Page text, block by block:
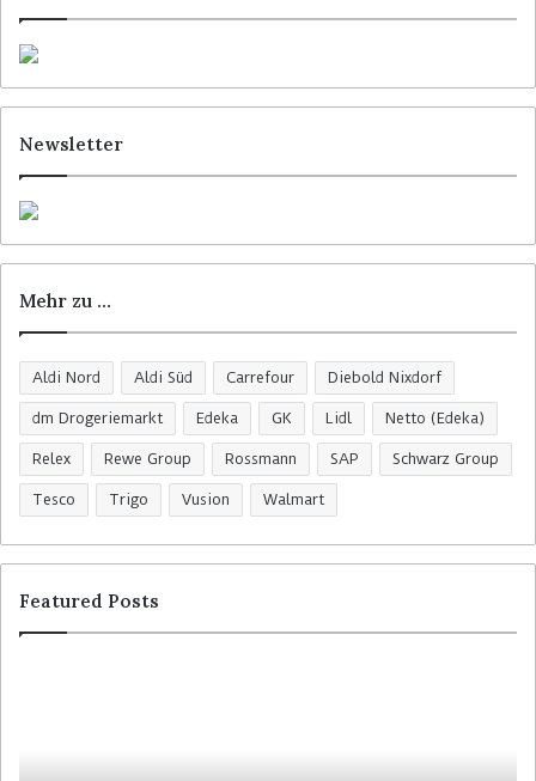
Newsletter
Mehr zu …
Aldi Nord Aldi Süd Carrefour Diebold Nixdorf
dm Drogeriemarkt Edeka GK Lidl Netto (Edeka)
Relex Rewe Group Rossmann SAP Schwarz Group
Tesco Trigo Vusion Walmart
Featured Posts